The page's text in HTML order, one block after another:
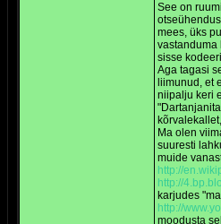
See on
mees, üks
vastanduma
sisse
Aga tagasi
liimunud, et
niipalju keri
Ma olen
suuresti
muide
http://
http://
karjudes
http://
moodusta